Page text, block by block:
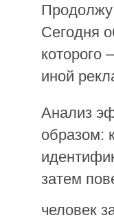
Продолжу
Сегодня
которого
иной
Анализ
образом:
затем
человек